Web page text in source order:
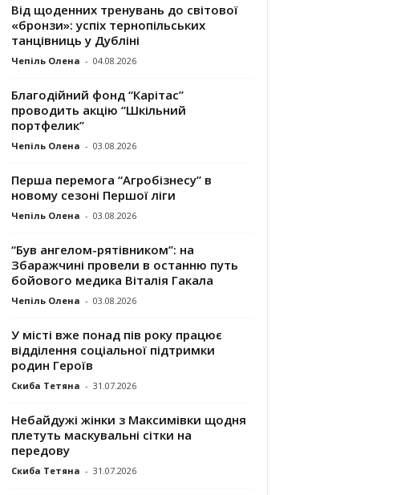
Від щоденних тренувань до світової
«бронзи»: успіх тернопільських
танцівниць у Дубліні
Чепіль Олена - 04.08.2026
Благодійний фонд “Карітас”
проводить акцію “Шкільний
портфелик”
Чепіль Олена - 03.08.2026
Перша перемога “Агробізнесу” в
новому сезоні Першої ліги
Чепіль Олена - 03.08.2026
“Був ангелом-рятівником”: на
Збаражчині провели в останню путь
бойового медика Віталія Гакала
Чепіль Олена - 03.08.2026
У місті вже понад пів року працює
відділення соціальної підтримки
родин Героїв
Скиба Тетяна - 31.07.2026
Небайдужі жінки з Максимівки щодня
плетуть маскувальні сітки на
передову
Скиба Тетяна - 31.07.2026